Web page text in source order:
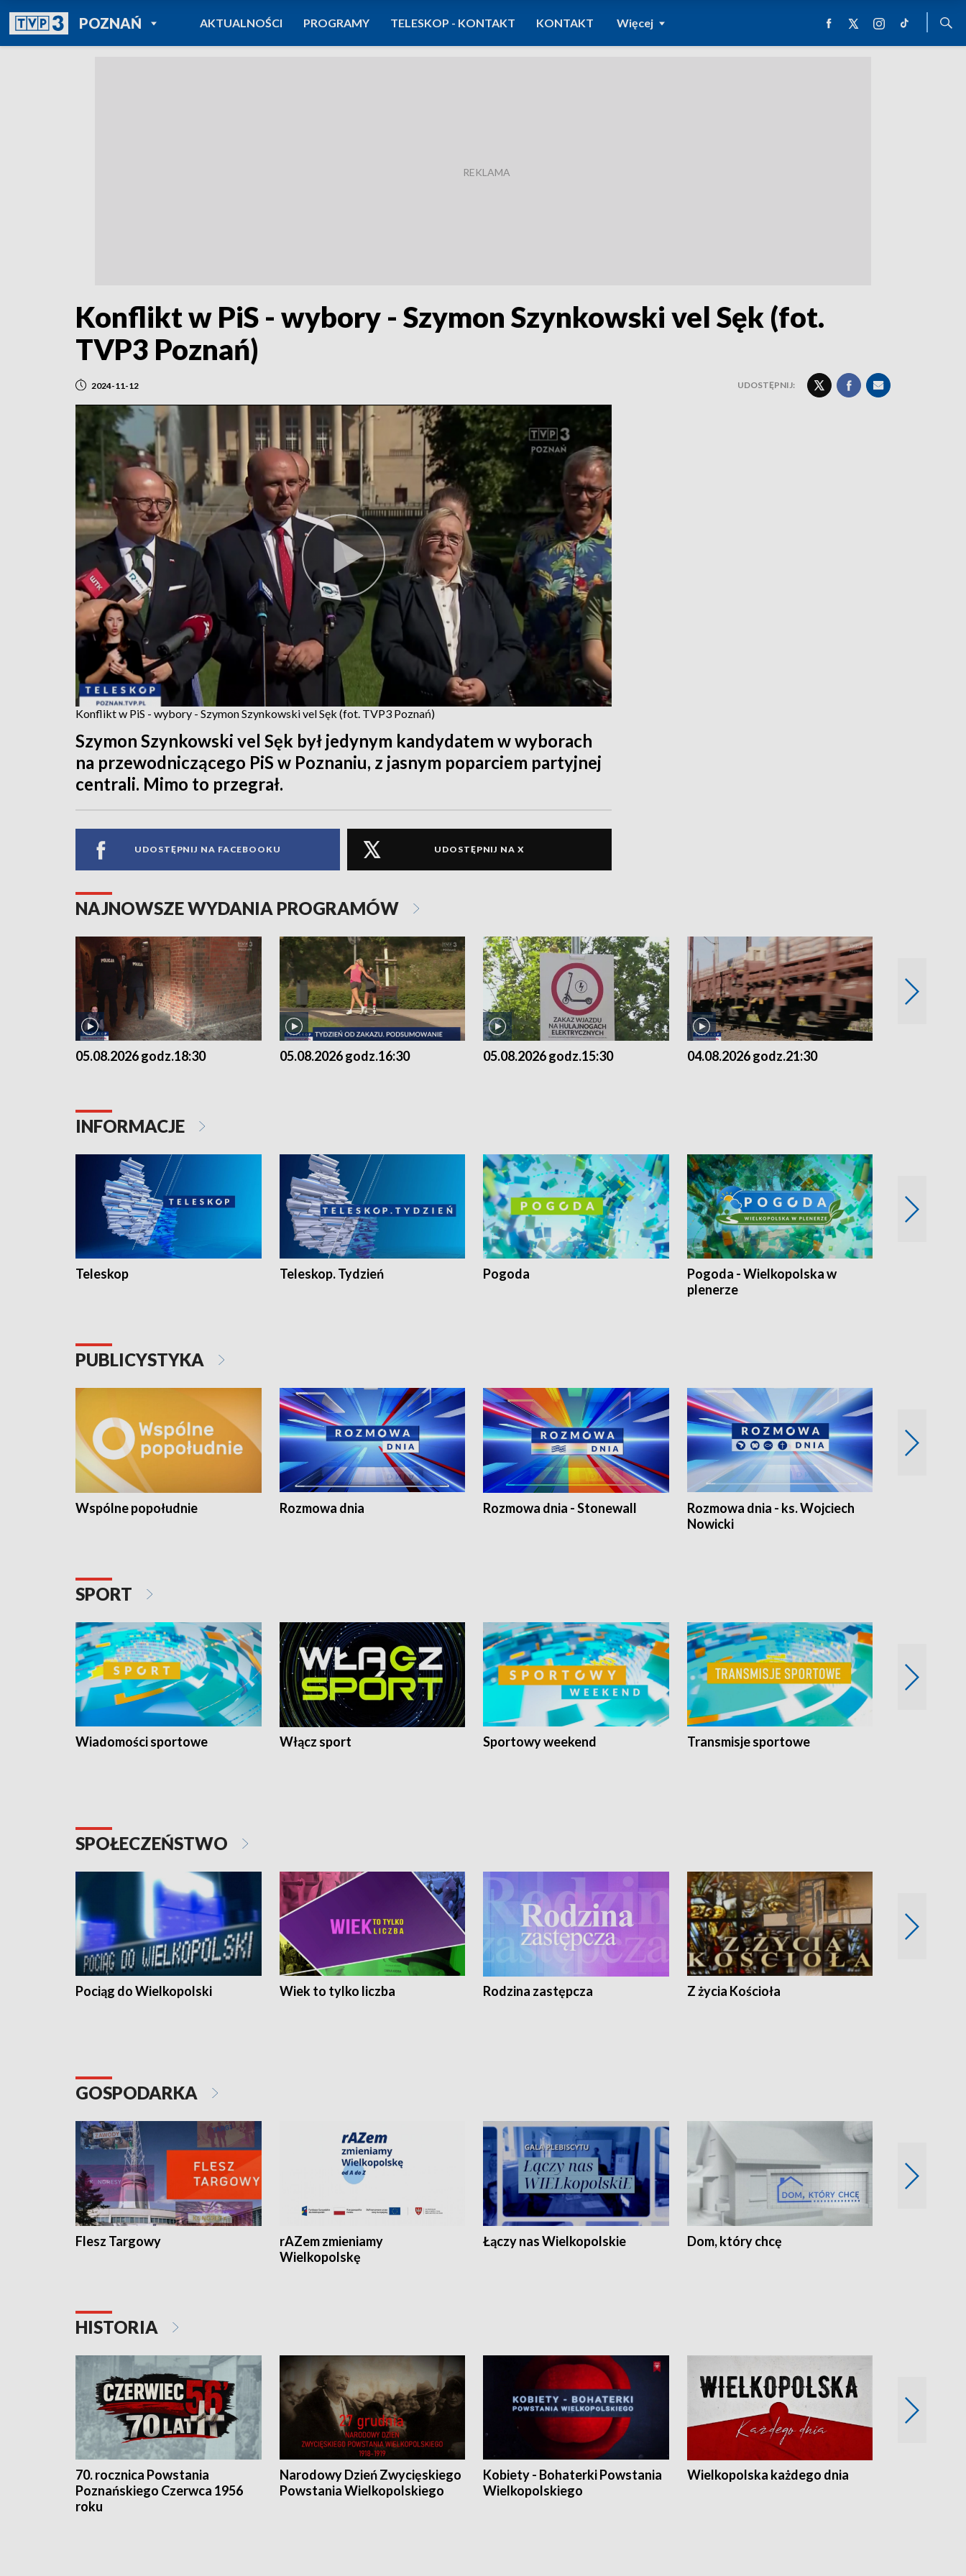
POZNAŃPOWRÓT DO
TVP REGIONY
AKTUALNOŚCI PROGRAMY TELESKOP - KONTAKT KONTAKT Więcej
Konflikt w PiS - wybory - Szymon Szynkowski vel Sęk (fot.
TVP3 Poznań)
2024-11-12 UDOSTĘPNIJ:
Konflikt w PiS - wybory - Szymon Szynkowski vel Sęk (fot. TVP3 Poznań)
Szymon Szynkowski vel Sęk był jedynym kandydatem w wyborach
na przewodniczącego PiS w Poznaniu, z jasnym poparciem partyjnej
centrali. Mimo to przegrał.
UDOSTĘPNIJ NA FACEBOOKU UDOSTĘPNIJ NA X
NAJNOWSZE WYDANIA PROGRAMÓW
05.08.2026 godz.18:30 05.08.2026 godz.16:30 05.08.2026 godz.15:30 04.08.2026 godz.21:30
INFORMACJE
Teleskop Teleskop. Tydzień Pogoda
Pogoda - Wielkopolska w
plenerze
PUBLICYSTYKA
Wspólne popołudnie Rozmowa dnia Rozmowa dnia - Stonewall
Rozmowa dnia - ks. Wojciech
Nowicki
SPORT
Wiadomości sportowe Włącz sport Sportowy weekend Transmisje sportowe
SPOŁECZEŃSTWO
Pociąg do Wielkopolski Wiek to tylko liczba Rodzina zastępcza Z życia Kościoła
GOSPODARKA
Flesz Targowy
rAZem zmieniamy
Wielkopolskę
Łączy nas Wielkopolskie Dom, który chcę
HISTORIA
70. rocznica Powstania
Poznańskiego Czerwca 1956
roku
Narodowy Dzień Zwycięskiego
Powstania Wielkopolskiego
Kobiety - Bohaterki Powstania
Wielkopolskiego
Wielkopolska każdego dnia